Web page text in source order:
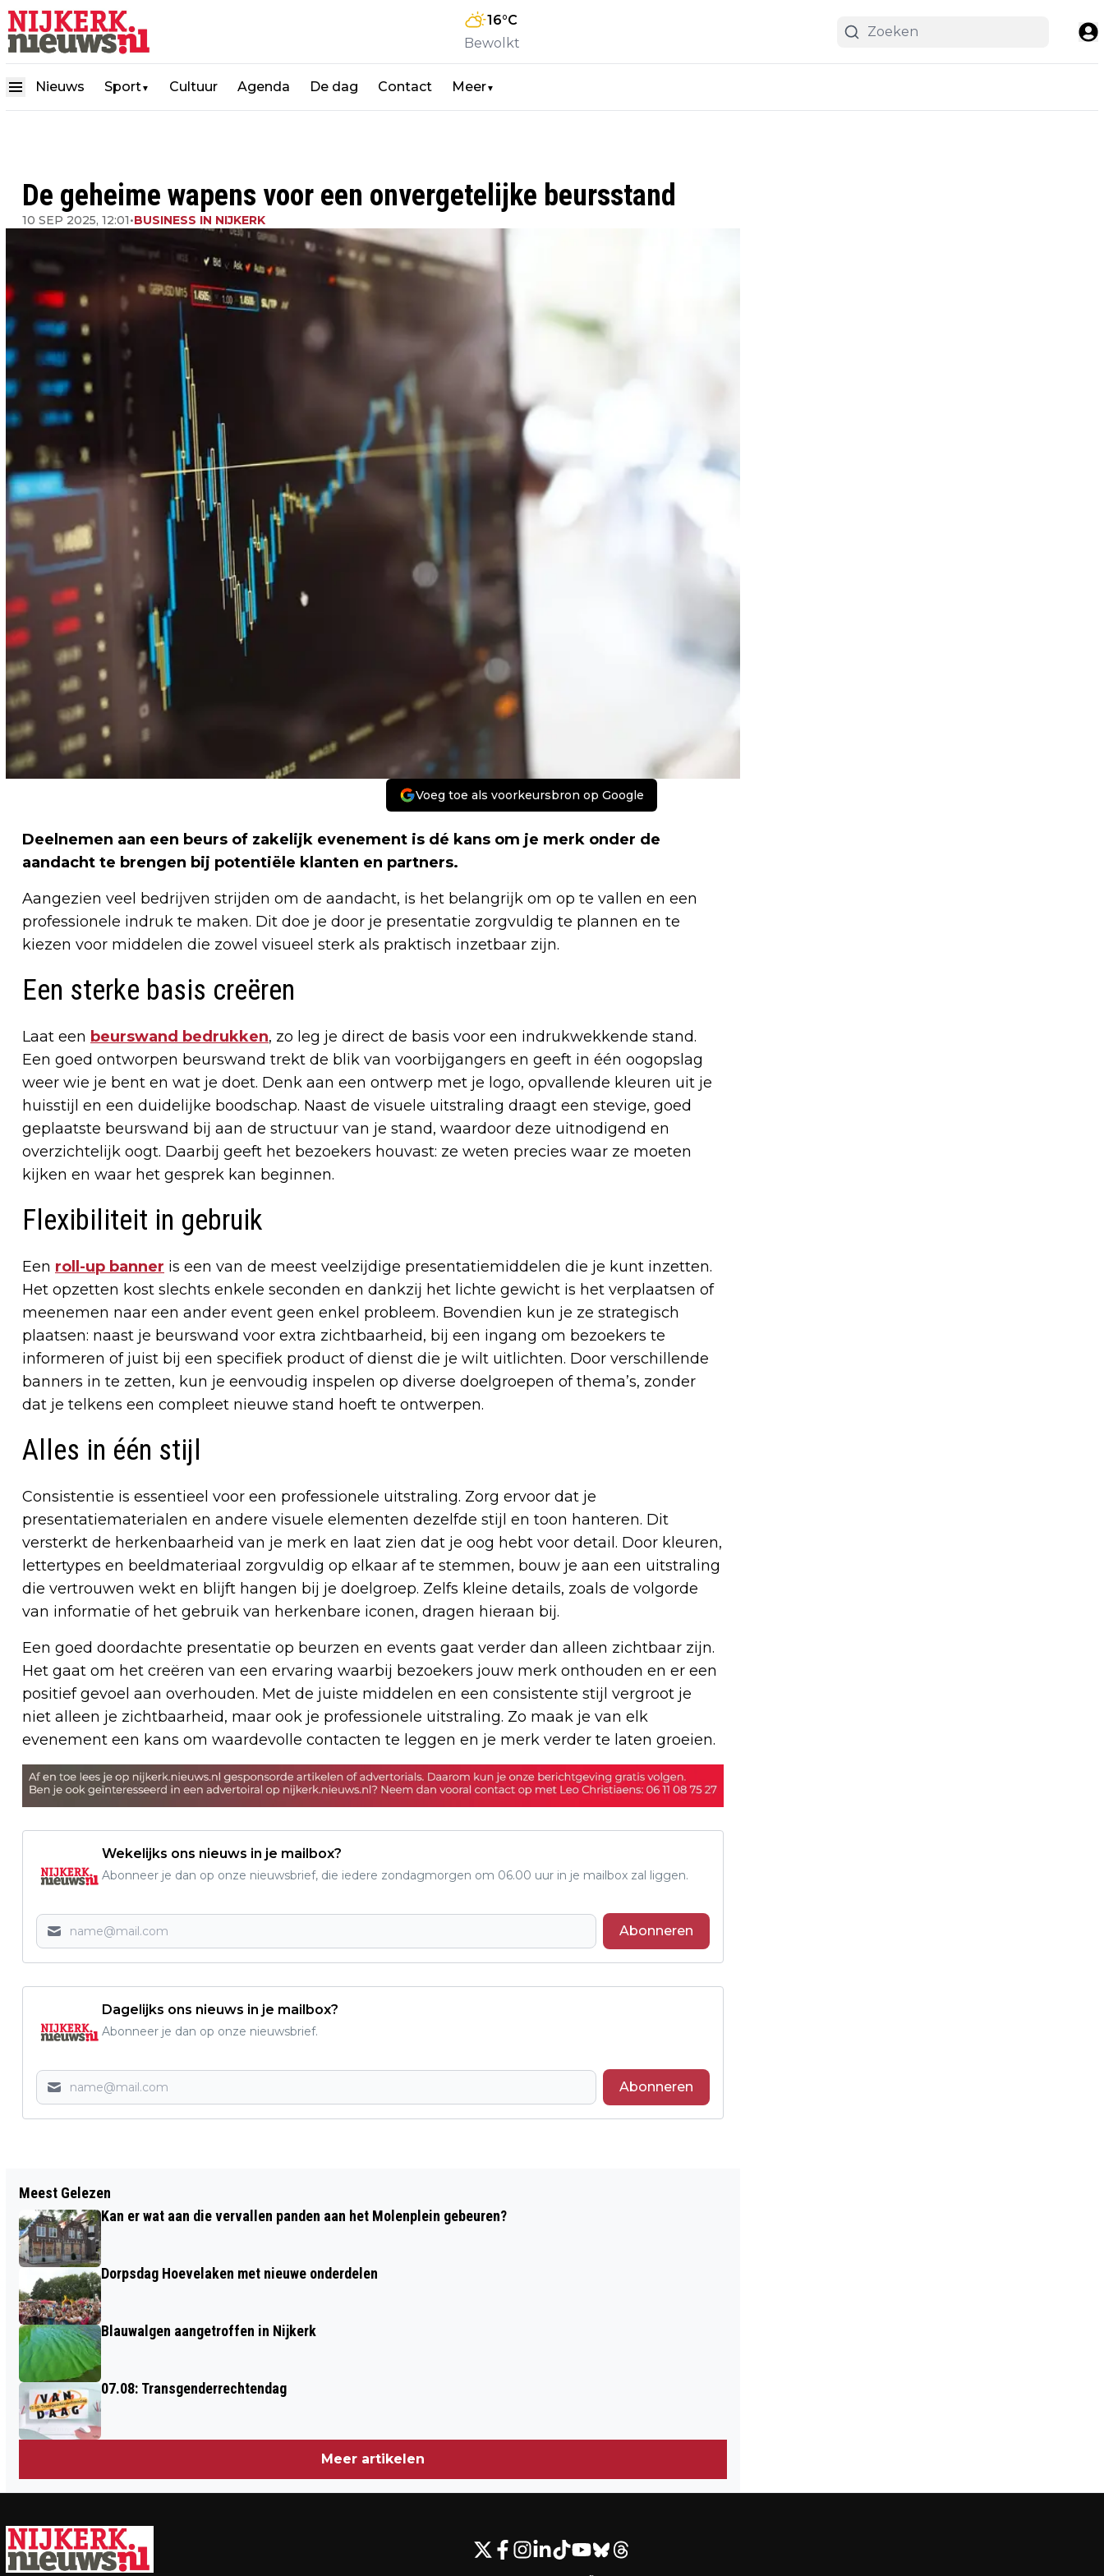
16°C
Bewolkt
Nieuws Sport▼ Cultuur Agenda De dag Contact Meer▼
De geheime wapens voor een onvergetelijke beursstand
10 SEP 2025, 12:01•BUSINESS IN NIJKERK
Voeg toe als voorkeursbron op Google
Deelnemen aan een beurs of zakelijk evenement is dé kans om je merk onder de
aandacht te brengen bij potentiële klanten en partners.
Aangezien veel bedrijven strijden om de aandacht, is het belangrijk om op te vallen en een
professionele indruk te maken. Dit doe je door je presentatie zorgvuldig te plannen en te
kiezen voor middelen die zowel visueel sterk als praktisch inzetbaar zijn.
Een sterke basis creëren
Laat een beurswand bedrukken, zo leg je direct de basis voor een indrukwekkende stand.
Een goed ontworpen beurswand trekt de blik van voorbijgangers en geeft in één oogopslag
weer wie je bent en wat je doet. Denk aan een ontwerp met je logo, opvallende kleuren uit je
huisstijl en een duidelijke boodschap. Naast de visuele uitstraling draagt een stevige, goed
geplaatste beurswand bij aan de structuur van je stand, waardoor deze uitnodigend en
overzichtelijk oogt. Daarbij geeft het bezoekers houvast: ze weten precies waar ze moeten
kijken en waar het gesprek kan beginnen.
Flexibiliteit in gebruik
Een roll-up banner is een van de meest veelzijdige presentatiemiddelen die je kunt inzetten.
Het opzetten kost slechts enkele seconden en dankzij het lichte gewicht is het verplaatsen of
meenemen naar een ander event geen enkel probleem. Bovendien kun je ze strategisch
plaatsen: naast je beurswand voor extra zichtbaarheid, bij een ingang om bezoekers te
informeren of juist bij een specifiek product of dienst die je wilt uitlichten. Door verschillende
banners in te zetten, kun je eenvoudig inspelen op diverse doelgroepen of thema’s, zonder
dat je telkens een compleet nieuwe stand hoeft te ontwerpen.
Alles in één stijl
Consistentie is essentieel voor een professionele uitstraling. Zorg ervoor dat je
presentatiematerialen en andere visuele elementen dezelfde stijl en toon hanteren. Dit
versterkt de herkenbaarheid van je merk en laat zien dat je oog hebt voor detail. Door kleuren,
lettertypes en beeldmateriaal zorgvuldig op elkaar af te stemmen, bouw je aan een uitstraling
die vertrouwen wekt en blijft hangen bij je doelgroep. Zelfs kleine details, zoals de volgorde
van informatie of het gebruik van herkenbare iconen, dragen hieraan bij.
Een goed doordachte presentatie op beurzen en events gaat verder dan alleen zichtbaar zijn.
Het gaat om het creëren van een ervaring waarbij bezoekers jouw merk onthouden en er een
positief gevoel aan overhouden. Met de juiste middelen en een consistente stijl vergroot je
niet alleen je zichtbaarheid, maar ook je professionele uitstraling. Zo maak je van elk
evenement een kans om waardevolle contacten te leggen en je merk verder te laten groeien.
Wekelijks ons nieuws in je mailbox?
Abonneer je dan op onze nieuwsbrief, die iedere zondagmorgen om 06.00 uur in je mailbox zal liggen.
Abonneren
Dagelijks ons nieuws in je mailbox?
Abonneer je dan op onze nieuwsbrief.
Abonneren
11 SEPTEMBER: LEZING OVER
STRUCTURALISME EN DE WONINGEN
VAN JAN VERHOEVEN
GROOTSCHALIGE WONINGBOUW
Meest Gelezen
Kan er wat aan die vervallen panden aan het Molenplein gebeuren?
Dorpsdag Hoevelaken met nieuwe onderdelen
Blauwalgen aangetroffen in Nijkerk
07.08: Transgenderrechtendag
Meer artikelen